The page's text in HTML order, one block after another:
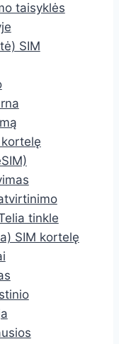
taisyklės
SIM
tinkle
SIM kortelę